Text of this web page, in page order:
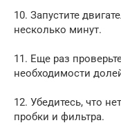
10. Запустите
несколько минут.
11. Еще раз
необходимости
12. Убедитесь, что
пробки и фильтра.